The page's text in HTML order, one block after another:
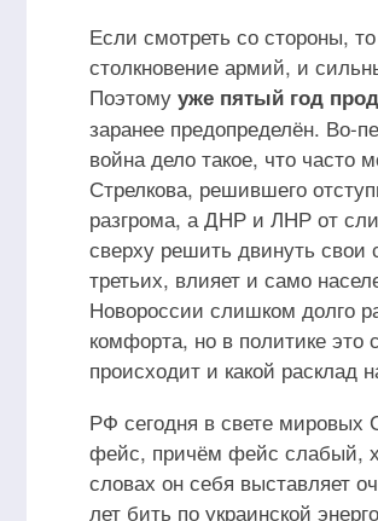
Если смотреть со стороны,
столкновение армий, и
Поэтому уже пятый год
заранее предопределён. Во-
война дело такое, что часто
Стрелкова, решившего
разгрома, а ДНР и ЛНР от
сверху решить двинуть
третьих, влияет и само
Новороссии слишком долго
комфорта, но в политике это
происходит и какой расклад
РФ сегодня в свете мировых
фейс, причём фейс слабый,
словах он себя выставляет
лет бить по украинской